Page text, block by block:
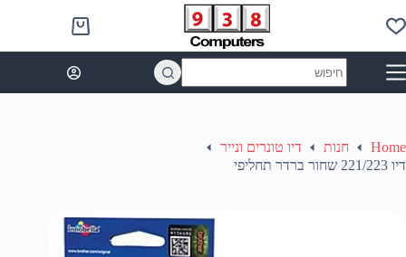
to
content
Shopping
cart
results
Home חנות
דיו טונרים ונייר
דיו 221/223 שחור ברדר תחליפי